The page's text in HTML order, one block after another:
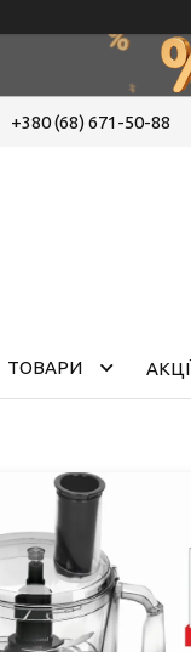
+380 (68) 671-50-88
ТОВАРИ